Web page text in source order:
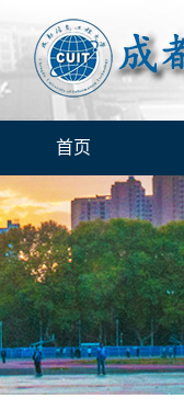
首页